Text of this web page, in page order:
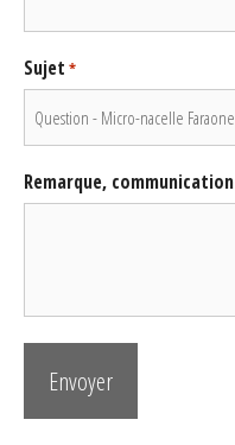
Sujet *
Remarque, communication